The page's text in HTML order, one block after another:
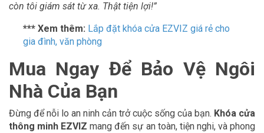
còn tôi giám sát từ xa. Thật tiện lợi!”
*** Xem thêm: Lắp đặt khóa cửa EZVIZ giá rẻ cho
gia đình, văn phòng
Mua Ngay Để Bảo Vệ Ngôi
Nhà Của Bạn
Đừng để nỗi lo an ninh cản trở cuộc sống của bạn. Khóa cửa
thông minh EZVIZ mang đến sự an toàn, tiện nghi, và phong